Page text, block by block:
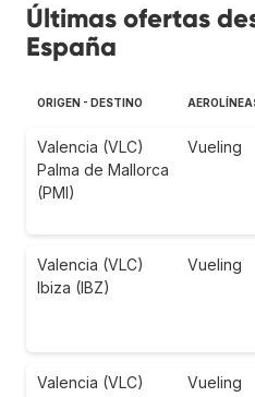
Últimas ofertas
España
ORIGEN - DESTINO
Valencia (VLC)
Palma de Mallorca
(PMI)
Vueling
Valencia (VLC)
Ibiza (IBZ)
Vueling
Valencia (VLC)
Vueling